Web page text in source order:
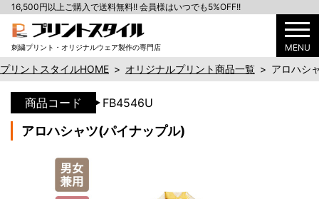
刺繍プリント・オリジナルウェア製作の専門店 MENU
16,500円以上ご購入で送料無料!! 会員様はいつでも5%OFF!!
プリントスタイルHOME > オリジナルプリント商品一覧 > アロハシ
商品コード FB4546U
アロハシャツ(パイナップル)